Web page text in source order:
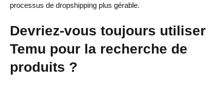
processus de dropshipping plus gérable.
Devriez-vous toujours utiliser
Temu pour la recherche de
produits ?